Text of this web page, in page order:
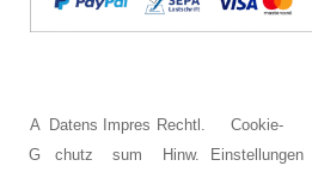
A
G
Datens
chutz
Impres
sum
Rechtl.
Hinw.
Cookie-
Einstellungen